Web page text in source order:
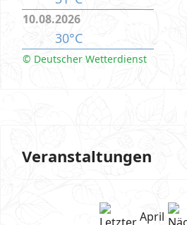
10.08.2026
30°C
© Deutscher Wetterdienst
Veranstaltungen
April